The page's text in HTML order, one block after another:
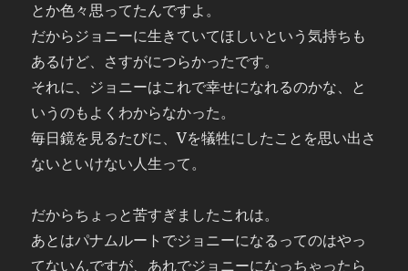
とか色々思ってたんですよ。
だからジョニーに生きていてほしいという気持ちも
あるけど、さすがにつらかったです。
それに、ジョニーはこれで幸せになれるのかな、と
いうのもよくわからなかった。
毎日鏡を見るたびに、Vを犠牲にしたことを思い出さ
ないといけない人生って。
だからちょっと苦すぎましたこれは。
あとはパナムルートでジョニーになるってのはやっ
てないんですが、あれでジョニーになっちゃったら